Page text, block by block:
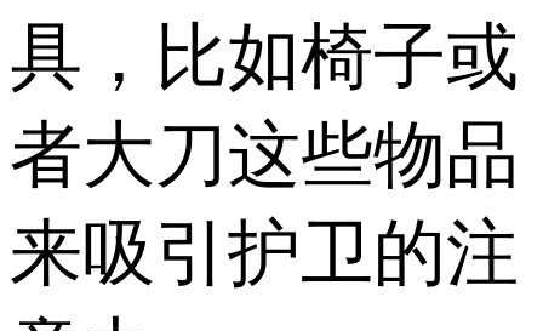
具，比如椅子或
者大刀这些物品
来吸引护卫的注